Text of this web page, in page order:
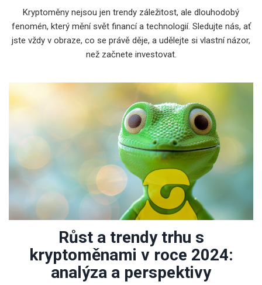
Kryptoměny nejsou jen trendy záležitost, ale dlouhodobý
fenomén, který mění svět financí a technologií. Sledujte nás, ať
jste vždy v obraze, co se právě děje, a udělejte si vlastní názor,
než začnete investovat.
Růst a trendy trhu s
kryptoměnami v roce 2024:
analýza a perspektivy